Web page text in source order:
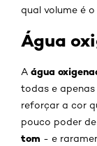
qual volume é
Água
A água
todas e
reforçar a cor
pouco poder
tom - e